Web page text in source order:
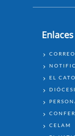
Enlaces
ENLACES
CORREO
EL
CELAM